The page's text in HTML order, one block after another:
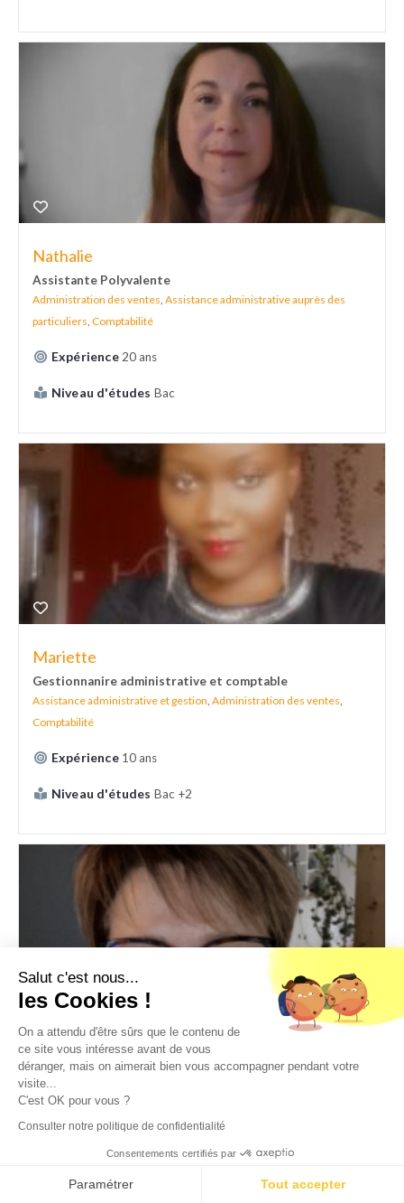
Nathalie
Assistante Polyvalente
Administration des ventes Assistance administrative auprès des
particuliers Comptabilité
Expérience 20 ans
Niveau d'études Bac
Mariette
Gestionnanire administrative et comptable
Assistance administrative et gestion, Administration des ventes,
Comptabilité
Expérience 10 ans
Niveau d'études Bac +2
Estelle
DAF à temps partagé - PME et international
RAC - RAF,DAF,Direction administration et finance
Expérience
Salut c'est nous...
les Cookies !
On a attendu d'être sûrs que le contenu de
ce site vous intéresse avant de vous
déranger, mais on aimerait bien vous accompagner pendant votre
visite...
C'est OK pour vous ?
Consulter notre politique de confidentialité
Consentements certifiés par
Paramétrer Tout accepter